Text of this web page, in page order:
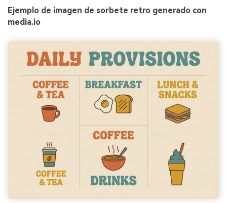
Ejemplo de imagen de sorbete retro generado con
media.io